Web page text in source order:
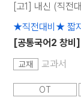
[고1] 내신 (직전
★직전대비★ 짧
[공통국어2 창
교재 교과서
OT